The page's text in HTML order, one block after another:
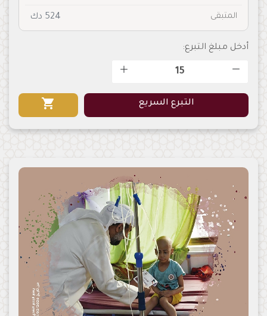
المتبقى 524 دك
أدخل مبلغ التبرع:
التبرع السريع shopping_cart